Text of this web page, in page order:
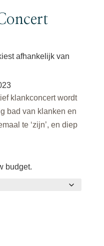
afhankelijk van
klankconcert wordt
bad van klanken en
te ‘zijn’, en diep
budget.